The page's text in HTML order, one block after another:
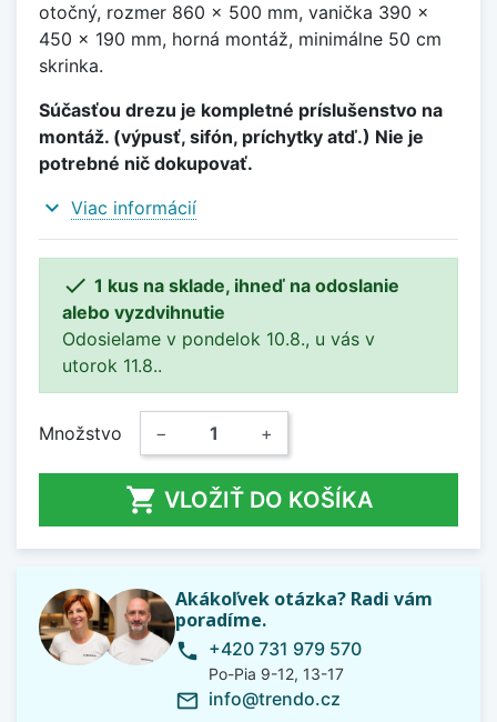
otočný, rozmer 860 x 500 mm, vanička 390 x
450 x 190 mm, horná montáž, minimálne 50 cm
skrinka.
Súčasťou drezu je kompletné príslušenstvo na
montáž. (výpusť, sifón, príchytky atď.) Nie je
potrebné nič dokupovať.
expand_more Viac informácií
 1 kus na sklade, ihneď na odoslanie
alebo vyzdvihnutie
Odosielame v pondelok 10.8., u vás v
utorok 11.8..
Množstvo − +
 VLOŽIŤ DO KOŠÍKA
Akákoľvek otázka? Radi vám
poradíme.
phone +420 731 979 570
Po-Pia 9-12, 13-17
mail_outline info@trendo.cz